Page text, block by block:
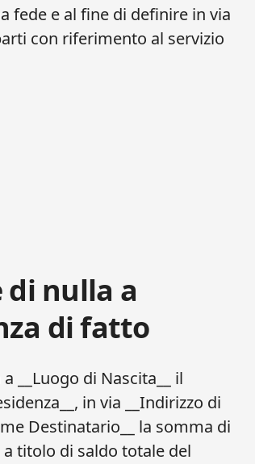
fede e al fine di definire in via
con riferimento al servizio
di nulla a
di fatto
__Luogo di Nascita__ il
in via __Indirizzo di
Destinatario__ la somma di
a titolo di saldo totale del